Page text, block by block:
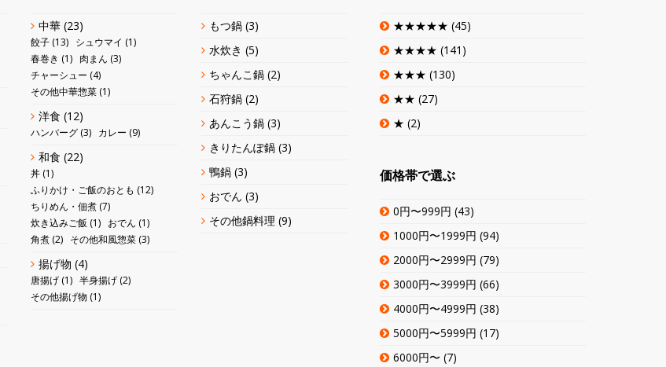
中華(23)
餃子(13) シュウマイ (1)
春巻き (1) 肉まん (3)
チャーシュー (4)
その他中華惣菜(1)
洋食 (12)
ハンバーグ(3) カレー (9)
和食 (22)
丼(1)
ふりかけ・ご飯のおとも (12)
ちりめん・佃煮(7)
炊き込みご飯 (1) おでん (1)
角煮(2) その他和風惣菜(3)
揚げ物 (4)
唐揚げ(1) 半身揚げ(2)
その他揚げ物 (1)
もつ鍋(3)
水炊き (5)
ちゃんこ鍋(2)
石狩鍋(2)
あんこう鍋(3)
きりたんぽ鍋(3)
鴨鍋(3)
おでん (3)
その他鍋料理 (9)
★★★★★ (45)
★★★★ (141)
★★★ (130)
★★ (27)
★ (2)
価格帯で選ぶ
0円〜999円 (43)
1000円〜1999円 (94)
2000円〜2999円 (79)
3000円〜3999円 (66)
4000円〜4999円 (38)
5000円〜5999円 (17)
6000円〜 (7)